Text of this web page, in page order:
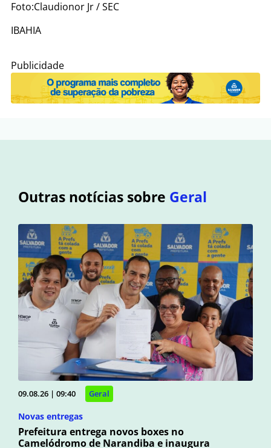
Foto:Claudionor Jr / SEC
IBAHIA
Publicidade
Outras notícias sobre Geral
09.08.26 | 09:40 Geral
Novas entregas
Prefeitura entrega novos boxes no
Camelódromo de Narandiba e inaugura